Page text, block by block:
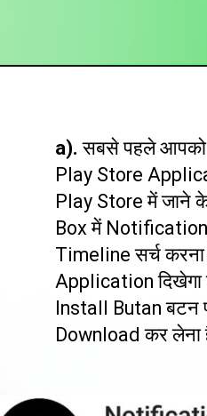
Elastic but
equal to steel in
and much
a). सबसे पहले
Play Store
Play Store में जाने
Box में
Timeline सर्च
Application
Install Butan
Download कर लेना